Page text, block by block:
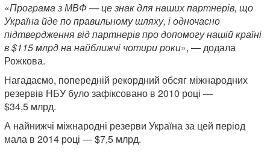
«Програма з МВФ — це знак для наших партнерів, що
Україна йде по правильному шляху, і одночасно
підтвердження від партнерів про допомогу нашій країні
в $115 млрд на найближчі чотири роки», — додала
Рожкова.
Нагадаємо, попередній рекордний обсяг міжнародних
резервів НБУ було зафіксовано в 2010 році —
$34,5 млрд.
А найнижчі міжнародні резерви Україна за цей період
мала в 2014 році — $7,5 млрд.